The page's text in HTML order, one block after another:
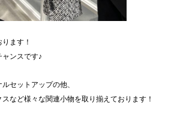
ます！
ンスです♪
セットアップの他、
など様々な関連小物を取り揃えております！